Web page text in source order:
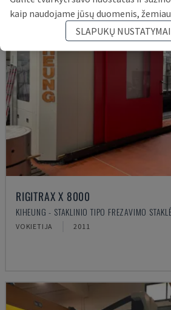
RIGITRAX X 8000
KIHEUNG - STAKLINIO TIPO FREZAVIMO
VOKIETIJA 2011
kaip naudojame jūsų duomenis,
SLAPUKŲ NUSTATYMAI